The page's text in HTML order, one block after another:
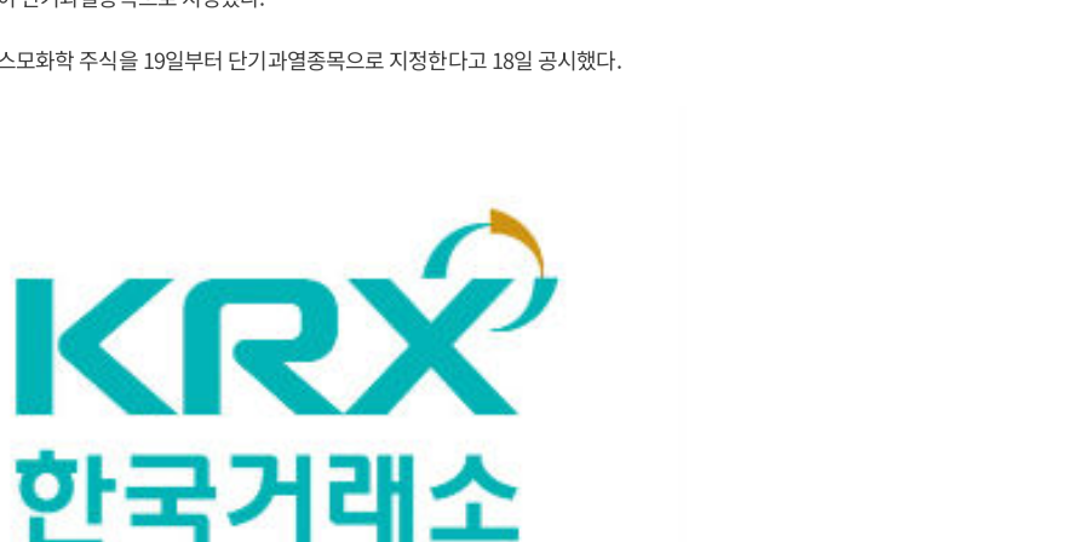
모화학 주식을 19일부터 단기과열종목으로 지정한다고 18일 공시했다.